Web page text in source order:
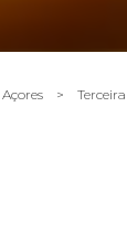
Açores > Terceira